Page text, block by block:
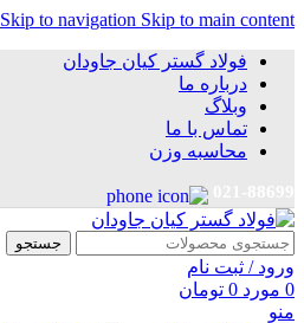
Skip to navigation Skip to main content
فولاد گستر کیان جاودان
درباره ما
وبلاگ
تماس با ما
محاسبه وزن
جستجو
ورود / ثبت نام
0 مورد 0 تومان
منو